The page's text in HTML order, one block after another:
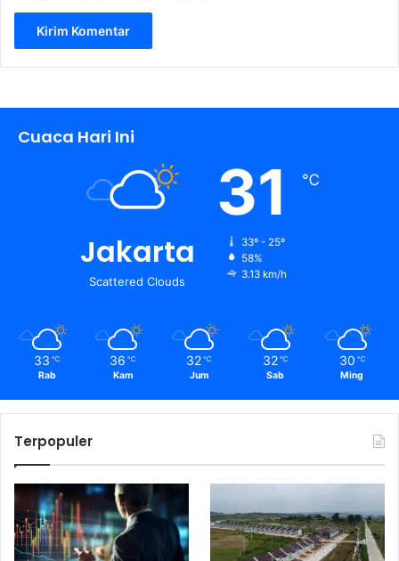
Cuaca Hari Ini
Jakarta
Scattered Clouds
31 ℃
33º - 25º
58%
3.13 km/h
33 ℃
Rab
36 ℃
Kam
32 ℃
Jum
32 ℃
Sab
30 ℃
Ming
Terpopuler